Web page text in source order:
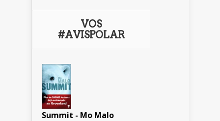
VOS
#AVISPOLAR
Summit - Mo Malo